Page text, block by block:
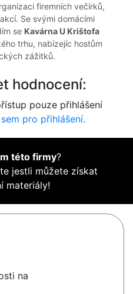
firemních večírků,
Se svými domácími
se Kavárna U Krištofa
trhu, nabízejíc hostům
zážitků.
hodnocení:
pouze přihlášení
pro přihlášení.
této firmy?
jestli můžete získat
materiály!
na